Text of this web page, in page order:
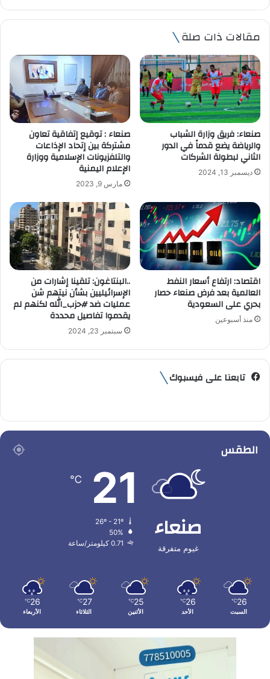
ر
د
ا
ل
إ
ل
ك
ر
و
ي
مقالات ذات صلة
صنعاء: فريق وزارة الشباب
والرياضة يضع قدماً في الدور
الثاني لبطولة الشركات
ديسمبر 13, 2024
صنعاء : توقيع إتفاقية تعاون
مشتركة بين إتحاد الإذاعات
والتلفزيونات الإسلامية ووزارة
الإعلام اليمنية
مارس 9, 2023
اقتصاد: ارتفاع أسعار النفط
العالمية بعد فرض صنعاء حصار
بحري على السعودية
منذ أسبوعين
..البنتاغون: تلقينا إشارات من
الإسرائيليين بشأن نيتهم شن
عمليات ضد #حزب_الله لكنهم لم
يقدموا تفاصيل محددة
سبتمبر 23, 2024
تابعنا على فيسبوك
الطقس
صنعاء
غيوم متفرقة
21
℃
50%
0.71 كيلومتر/ساعة
26
℃
السبت
26
℃
الأحد
25
℃
الأثنين
27
℃
الثلاثاء
26
℃
الأربعاء